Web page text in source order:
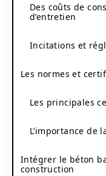
Des coûts de
d’entretien
Incitations et
Les normes et
Les principales
L’importance de
Intégrer le béton
construction